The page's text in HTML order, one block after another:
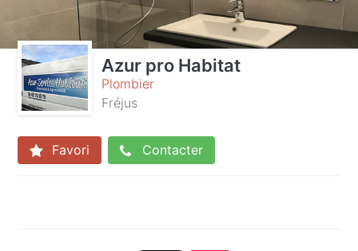
Azur pro Habitat
Plombier
Fréjus
Favori Contacter